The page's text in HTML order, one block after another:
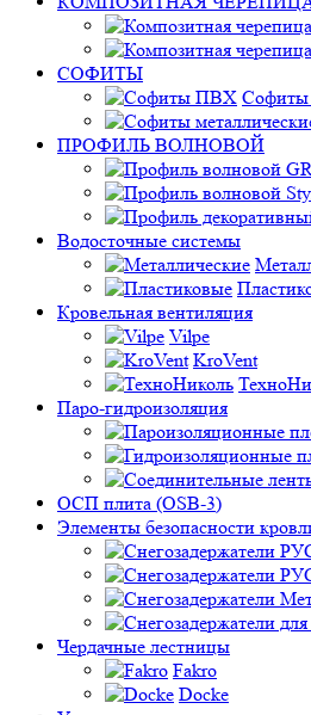
СОФИТЫ
ПРОФИЛЬ ВОЛНОВОЙ
Водосточные системы
Кровельная вентиляция
Vilpe
KroVent
Паро-гидроизоляция
ОСП плита (OSB-3)
Элементы безопасности
Чердачные лестницы
Fakro
Docke